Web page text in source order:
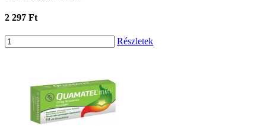
2 297 Ft
Részletek